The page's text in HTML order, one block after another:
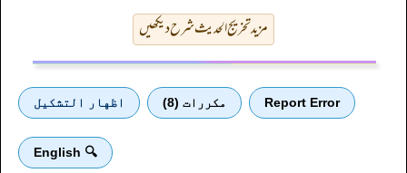
مزید تخریج الحدیث شرح دیکھیں
Report Error مكررات (8) اظهار التشكيل
🔍 English